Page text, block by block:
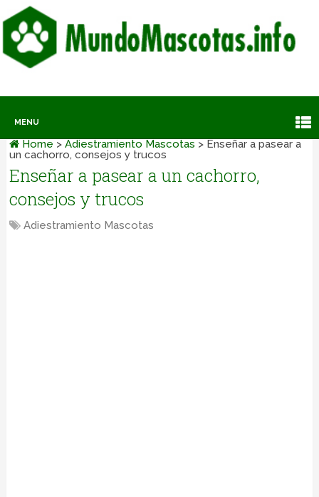
MENU
Home >Adiestramiento Mascotas > Enseñar a pasear a
un cachorro, consejos y trucos
Enseñar a pasear a un cachorro,
consejos y trucos
Adiestramiento Mascotas